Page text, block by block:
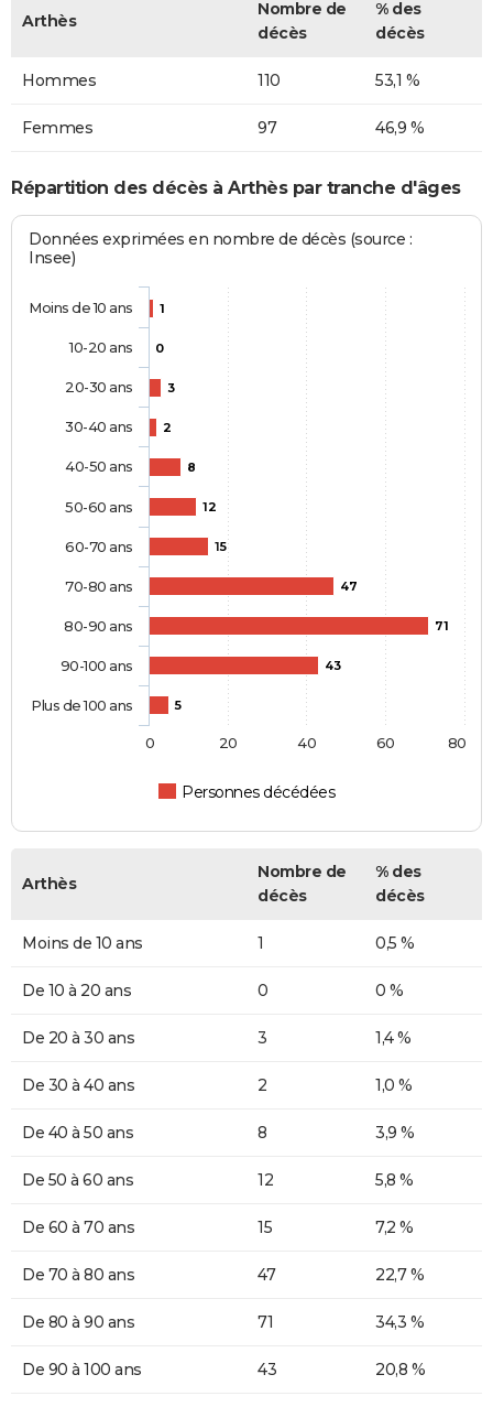
Arthès
Nombre de
décès
% des
décès
Hommes 110 53,1 %
Femmes 97 46,9 %
Répartition des décès à Arthès par tranche d'âges
Données exprimées en nombre de décès (source :
Insee)
1
0
3
2
8
12
15
47
71
43
5
Personnes décédées
Moins de 10 ans
10-20 ans
20-30 ans
30-40 ans
40-50 ans
50-60 ans
60-70 ans
70-80 ans
80-90 ans
90-100 ans
Plus de 100 ans
0 20 40 60 80
Arthès
Nombre de
décès
% des
décès
Moins de 10 ans 1 0,5 %
De 10 à 20 ans 0 0 %
De 20 à 30 ans 3 1,4 %
De 30 à 40 ans 2 1,0 %
De 40 à 50 ans 8 3,9 %
De 50 à 60 ans 12 5,8 %
De 60 à 70 ans 15 7,2 %
De 70 à 80 ans 47 22,7 %
De 80 à 90 ans 71 34,3 %
De 90 à 100 ans 43 20,8 %